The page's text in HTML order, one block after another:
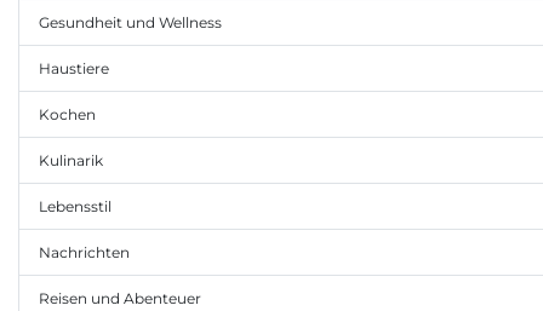
Gesundheit und Wellness
Haustiere
Kochen
Kulinarik
Lebensstil
Nachrichten
Reisen und Abenteuer